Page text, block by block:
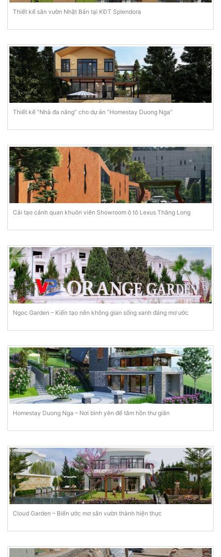
Thiết kế sân vườn Nhật Bản tại KĐT Splendora
Thiết kế “Nhà đa năng” cho dự án “Homestay Duong Nga”
Cải tạo cảnh quan khuôn viên Showroom ô tô Lexus Thăng Long
Ngoc Garden – Kiến tạo nên không gian sống xanh đáng mơ ước
Homestay Duong Nga – Nơi bình yên để tâm hồn thư giãn
Cloud Garden – Biến ước mơ sân vườn thành hiện thực